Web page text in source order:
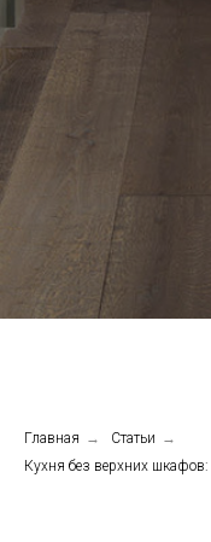
Главная → Статьи →
Кухня без верхних шкафов: